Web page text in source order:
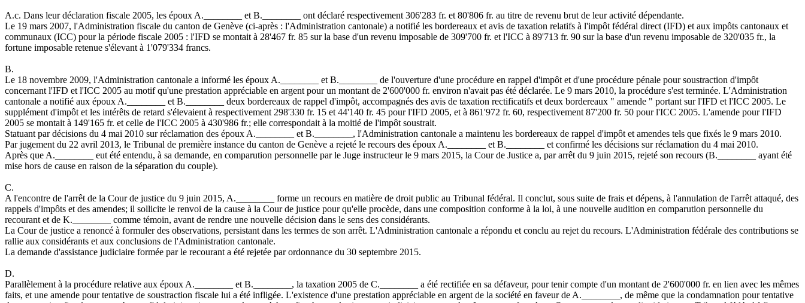
A.c. Dans leur déclaration fiscale 2005, les époux A.________ et B.________ ont déclaré respectivement 306'283 fr. et 80'806 fr. au titre de revenu brut de leur activité dépendante.
Le 19 mars 2007, l'Administration fiscale du canton de Genève (ci-après : l'Administration cantonale) a notifié les bordereaux et avis de taxation relatifs à l'impôt fédéral direct (IFD) et aux impôts cantonaux et
communaux (ICC) pour la période fiscale 2005 : l'IFD se montait à 28'467 fr. 85 sur la base d'un revenu imposable de 309'700 fr. et l'ICC à 89'713 fr. 90 sur la base d'un revenu imposable de 320'035 fr., la
fortune imposable retenue s'élevant à 1'079'334 francs.
B.
Le 18 novembre 2009, l'Administration cantonale a informé les époux A.________ et B.________ de l'ouverture d'une procédure en rappel d'impôt et d'une procédure pénale pour soustraction d'impôt
concernant l'IFD et l'ICC 2005 au motif qu'une prestation appréciable en argent pour un montant de 2'600'000 fr. environ n'avait pas été déclarée. Le 9 mars 2010, la procédure s'est terminée. L'Administration
cantonale a notifié aux époux A.________ et B.________ deux bordereaux de rappel d'impôt, accompagnés des avis de taxation rectificatifs et deux bordereaux " amende " portant sur l'IFD et l'ICC 2005. Le
supplément d'impôt et les intérêts de retard s'élevaient à respectivement 298'330 fr. 15 et 44'140 fr. 45 pour l'IFD 2005, et à 861'972 fr. 60, respectivement 87'200 fr. 50 pour l'ICC 2005. L'amende pour l'IFD
2005 se montait à 149'165 fr. et celle de l'ICC 2005 à 430'986 fr.; elle correspondait à la moitié de l'impôt soustrait.
Statuant par décisions du 4 mai 2010 sur réclamation des époux A.________ et B.________, l'Administration cantonale a maintenu les bordereaux de rappel d'impôt et amendes tels que fixés le 9 mars 2010.
Par jugement du 22 avril 2013, le Tribunal de première instance du canton de Genève a rejeté le recours des époux A.________ et B.________ et confirmé les décisions sur réclamation du 4 mai 2010.
Après que A.________ eut été entendu, à sa demande, en comparution personnelle par le Juge instructeur le 9 mars 2015, la Cour de Justice a, par arrêt du 9 juin 2015, rejeté son recours (B.________ ayant été
mise hors de cause en raison de la séparation du couple).
C.
A l'encontre de l'arrêt de la Cour de justice du 9 juin 2015, A.________ forme un recours en matière de droit public au Tribunal fédéral. Il conclut, sous suite de frais et dépens, à l'annulation de l'arrêt attaqué, des
rappels d'impôts et des amendes; il sollicite le renvoi de la cause à la Cour de justice pour qu'elle procède, dans une composition conforme à la loi, à une nouvelle audition en comparution personnelle du
recourant et de K.________ comme témoin, avant de rendre une nouvelle décision dans le sens des considérants.
La Cour de justice a renoncé à formuler des observations, persistant dans les termes de son arrêt. L'Administration cantonale a répondu et conclu au rejet du recours. L'Administration fédérale des contributions se
rallie aux considérants et aux conclusions de l'Administration cantonale.
La demande d'assistance judiciaire formée par le recourant a été rejetée par ordonnance du 30 septembre 2015.
D.
Parallèlement à la procédure relative aux époux A.________ et B.________, la taxation 2005 de C.________ a été rectifiée en sa défaveur, pour tenir compte d'un montant de 2'600'000 fr. en lien avec les mêmes
faits, et une amende pour tentative de soustraction fiscale lui a été infligée. L'existence d'une prestation appréciable en argent de la société en faveur de A.________, de même que la condamnation pour tentative